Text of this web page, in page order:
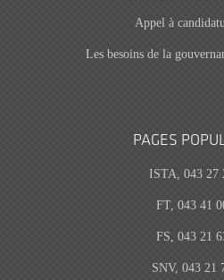
Appel à
Les besoins de la
PAGES
ISTA, 043 27
FT, 043 41
FS, 043 21
SNV, 043 21